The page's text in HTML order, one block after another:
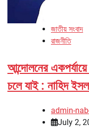
জাতীয় সংবাদ
রাজনীতি
আন্দোলনের
চলে যাই : নাহিদ
admin-
July 2,